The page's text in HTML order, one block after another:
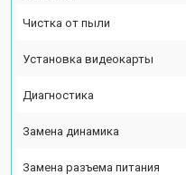
Чистка от пыли
Установка видеокарты
Диагностика
Замена динамика
Замена разъема питания